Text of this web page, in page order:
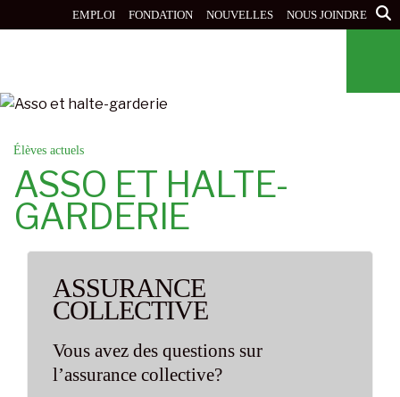
au
EMPLOI FONDATION NOUVELLES NOUS JOINDRE
Élèves actuels
ASSO ET HALTE-
GARDERIE
ASSURANCE
COLLECTIVE
Vous avez des questions sur
l’assurance collective?